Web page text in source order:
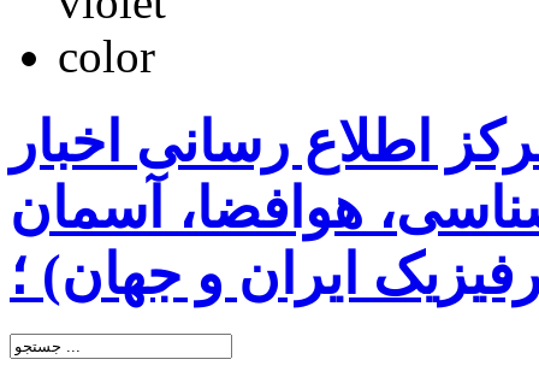
اطلاع رسانی اخبار
هوافضا، آسمان
ایران و جهان) ؛